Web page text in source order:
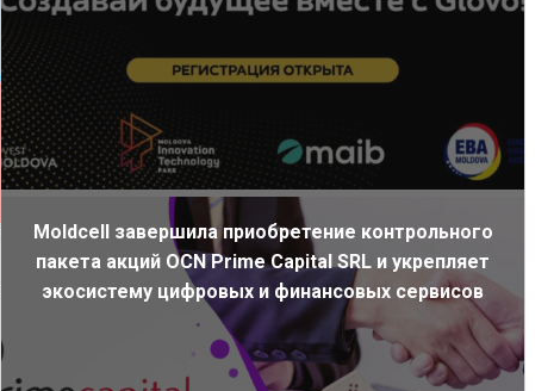
Moldcell завершила приобретение контрольного
пакета акций OCN Prime Capital SRL и укрепляет
экосистему цифровых и финансовых сервисов